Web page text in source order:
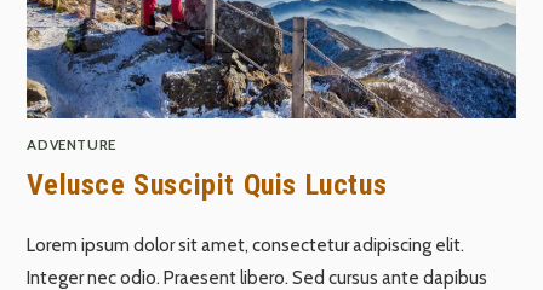
ADVENTURE
Velusce Suscipit Quis Luctus
Lorem ipsum dolor sit amet, consectetur adipiscing elit.
Integer nec odio. Praesent libero. Sed cursus ante dapibus